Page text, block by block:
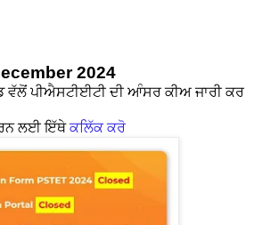
2024
ਵੱਲੋਂ ਪੀਐਸਟੀਈਟੀ ਦੀ ਆੰਸਰ ਕੀਅ ਜਾਰੀ ਕਰ
ਲਈ ਇੱਥੇਕਲਿੱਕ ਕਰੋ